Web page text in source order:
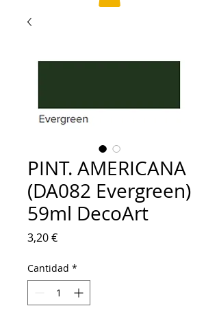
PINT. AMERICANA
(DA082 Evergreen)
59ml DecoArt
3,20 €Precio
Cantidad *